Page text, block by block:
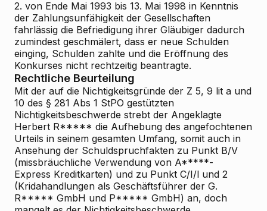
2. von Ende Mai 1993 bis 13. Mai 1998 in Kenntnis
der Zahlungsunfähigkeit der Gesellschaften
fahrlässig die Befriedigung ihrer Gläubiger dadurch
zumindest geschmälert, dass er neue Schulden
einging, Schulden zahlte und die Eröffnung des
Konkurses nicht rechtzeitig beantragte.
Rechtliche Beurteilung
Mit der auf die Nichtigkeitsgründe der Z 5, 9 lit a und
10 des § 281 Abs 1 StPO gestützten
Nichtigkeitsbeschwerde strebt der Angeklagte
Herbert R***** die Aufhebung des angefochtenen
Urteils in seinem gesamten Umfang, somit auch in
Ansehung der Schuldspruchfakten zu Punkt B/V
(missbräuchliche Verwendung von A*****-
Express Kreditkarten) und zu Punkt C/I/l und 2
(Kridahandlungen als Geschäftsführer der G.
R***** GmbH und P***** GmbH) an, doch